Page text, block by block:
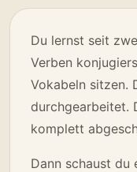
Du lernst seit
Verben
Vokabeln sitzen.
durchgearbeitet.
komplett
Dann schaust du